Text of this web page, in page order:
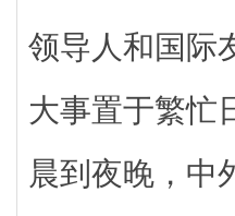
领导人和国际
大事置于繁忙
晨到夜晚，中